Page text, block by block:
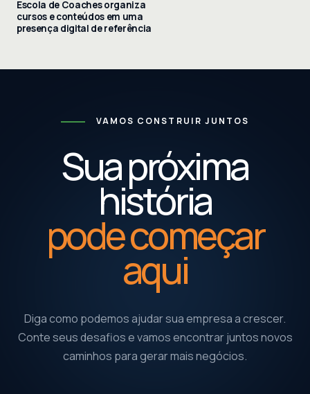
Escola de Coaches organiza
cursos e conteúdos em uma
presença digital de referência
VAMOS CONSTRUIR JUNTOS
Sua próxima
história
pode começar
aqui
Diga como podemos ajudar sua empresa a crescer.
Conte seus desafios e vamos encontrar juntos novos
caminhos para gerar mais negócios.